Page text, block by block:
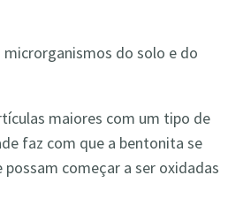
do solo e do
maiores com um tipo de
faz com que a bentonita se
começar a ser oxidadas